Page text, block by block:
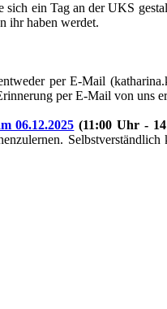
ein Tag an der UKS
ihr haben werdet.
per E-Mail
per E-Mail von uns
06.12.2025 (11:00 Uhr -
Selbstverständlich